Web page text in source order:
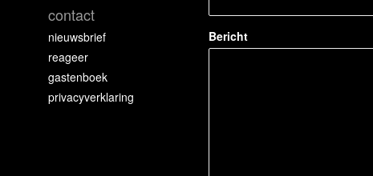
Bericht
contact
nieuwsbrief
reageer
gastenboek
privacyverklaring